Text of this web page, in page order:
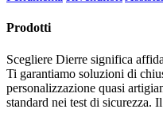
Prodotti
Scegliere Dierre significa
Ti garantiamo soluzioni di
personalizzazione quasi
standard nei test di sicurezza.